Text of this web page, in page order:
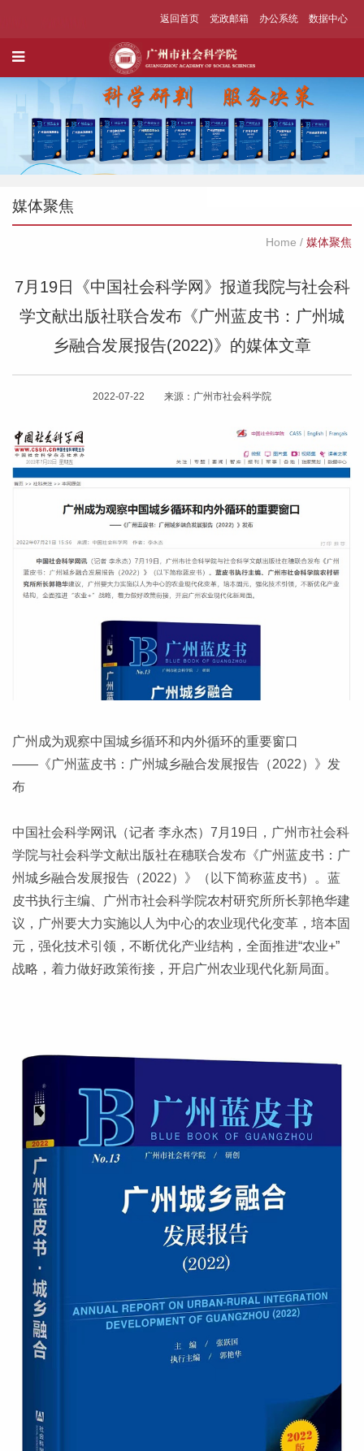
返回首页 党政邮箱 办公系统 数据中心
媒体聚焦
Home / 媒体聚焦
7月19日《中国社会科学网》报道我院与社会科
学文献出版社联合发布《广州蓝皮书：广州城
乡融合发展报告(2022)》的媒体文章
2022-07-22 来源：广州市社会科学院
广州成为观察中国城乡循环和内外循环的重要窗口
——《广州蓝皮书：广州城乡融合发展报告（2022）》发
布
中国社会科学网讯（记者 李永杰）7月19日，广州市社会科
学院与社会科学文献出版社在穗联合发布《广州蓝皮书：广
州城乡融合发展报告（2022）》（以下简称蓝皮书）。蓝
皮书执行主编、广州市社会科学院农村研究所所长郭艳华建
议，广州要大力实施以人为中心的农业现代化变革，培本固
元，强化技术引领，不断优化产业结构，全面推进“农业+”
战略，着力做好政策衔接，开启广州农业现代化新局面。